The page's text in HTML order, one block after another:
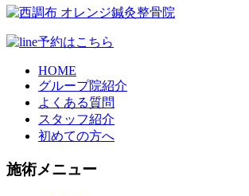
HOME
グループ院紹介
よくある質問
スタッフ紹介
初めての方へ
施術メニュー